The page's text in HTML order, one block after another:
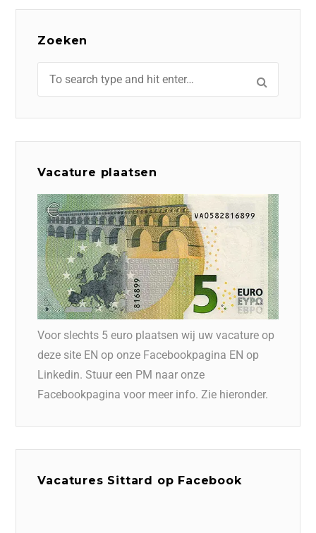
Zoeken
Vacature plaatsen
Voor slechts 5 euro plaatsen wij uw vacature op
deze site EN op onze Facebookpagina EN op
Linkedin. Stuur een PM naar onze
Facebookpagina voor meer info. Zie hieronder.
Vacatures Sittard op Facebook